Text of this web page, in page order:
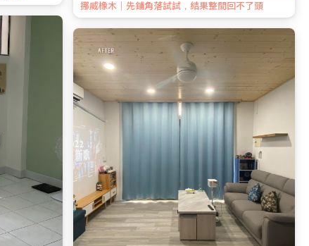
挪威橡木｜先鋪角落試試，結果整間回不了頭